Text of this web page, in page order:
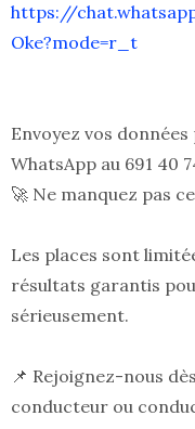
https://
Oke?mode=r_t
Envoyez vos
WhatsApp au 691 40
🚀 Ne manquez pas
Les places sont
résultats garantis
sérieusement.
📌 Rejoignez-nous
conducteur ou